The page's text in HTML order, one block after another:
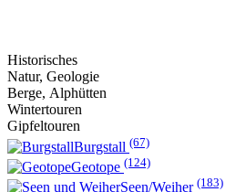
Historisches
Natur, Geologie
Berge, Alphütten
Wintertouren
Gipfeltouren
Burgstall (67)
Geotope (124)
Seen/Weiher (183)